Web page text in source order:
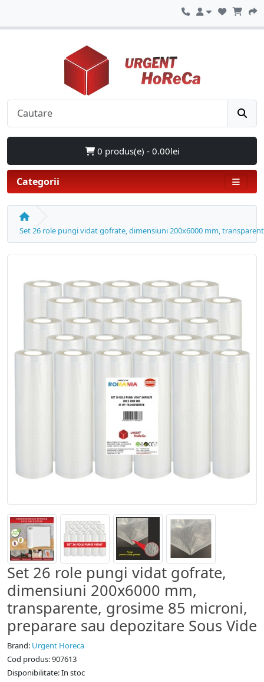
0 produs(e) - 0.00lei
Categorii
Set 26 role pungi vidat gofrate, dimensiuni 200x6000 mm,
Set 26 role pungi vidat gofrate,
dimensiuni 200x6000 mm,
transparente, grosime 85 microni,
preparare sau depozitare Sous Vide
Brand: Urgent Horeca
Cod produs: 907613
Disponibilitate: In stoc